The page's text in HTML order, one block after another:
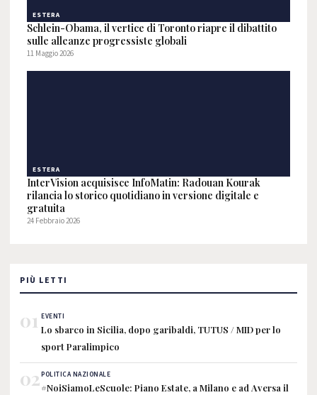
ESTERA
Schlein-Obama, il vertice di Toronto riapre il dibattito
sulle alleanze progressiste globali
11 Maggio 2026
ESTERA
InterVision acquisisce InfoMatin: Radouan Kourak
rilancia lo storico quotidiano in versione digitale e
gratuita
24 Febbraio 2026
PIÙ LETTI
01 EVENTI
Lo sbarco in Sicilia, dopo garibaldi, TUTUS / MID per lo
sport Paralimpico
02POLITICA NAZIONALE
#NoiSiamoLeScuole: Piano Estate, a Milano e ad Aversa il